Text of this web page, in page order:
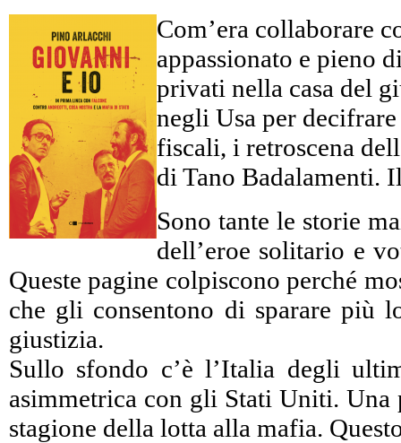
Com’era collaborare
appassionato e pieno
privati nella casa del
negli Usa per
fiscali, i retroscena
di Tano Badalamenti.
Sono tante le storie
dell’eroe solitario e
Queste pagine colpiscono perché
che gli consentono di sparare più
giustizia.
Sullo sfondo c’è l’Italia degli
asimmetrica con gli Stati Uniti. Una
stagione della lotta alla mafia.